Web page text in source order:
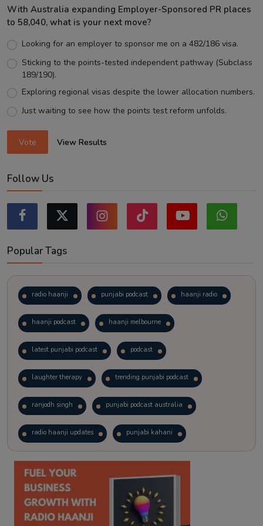
With Australia expanding Employer-Sponsored PR places
to 58,040, what is your next move?
Looking for an employer to sponsor me on a 482/186 visa.
Sticking to the points-tested independent pathway (Subclass
189/190).
Exploring regional visas despite the lower allocation numbers.
Just waiting to see how the points test reform unfolds.
Vote View Results
Follow Us
Popular Tags
radio haanji punjabi podcast haanji radio
haanji podcast haanji melbourne
latest punjabi podcast podcast
laughter therapy trending punjabi podcast
ranjodh singh punjabi podcast australia
radio haanji updates punjabi kahani
kitaab kahani punjabi story